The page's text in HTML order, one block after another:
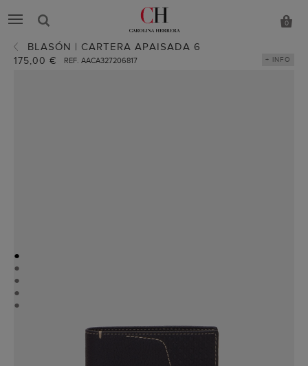
0
BLASÓN | CARTERA APAISADA 6
175,00 € REF. AACA327206817 + INFO
●
●
●
●
●